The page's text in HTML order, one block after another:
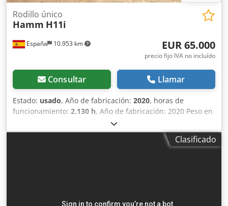
España 10.953 km
Rodillo único
Hamm H11i
EUR 65.000
precio fijo IVA no incluído
Consultar Llamar
Estado: usado, Año de fabricación: 2020, horas de
funcionamiento: 2.130 h, Año de fabricación: 2020 Peso en
vacío: 11.200 kg Dimensiones (lxanxal): 585 x 228 x 296 cm
Tipo de motor: Deutz Deutz TCD 4.1 L4 Dsdpfx Anexq
Ryaeueck Ubicación: Cabanillas del campo (Guadalajara)
Clasificado